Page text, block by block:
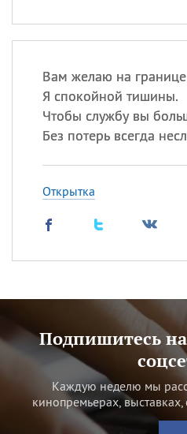
Вам желаю на границе
Я спокойной тишины.
Чтобы службу вы
Без потерь всегда
Открытка
Подпишитесь
Каждую неделю мы
кинопремьерах, выставках,